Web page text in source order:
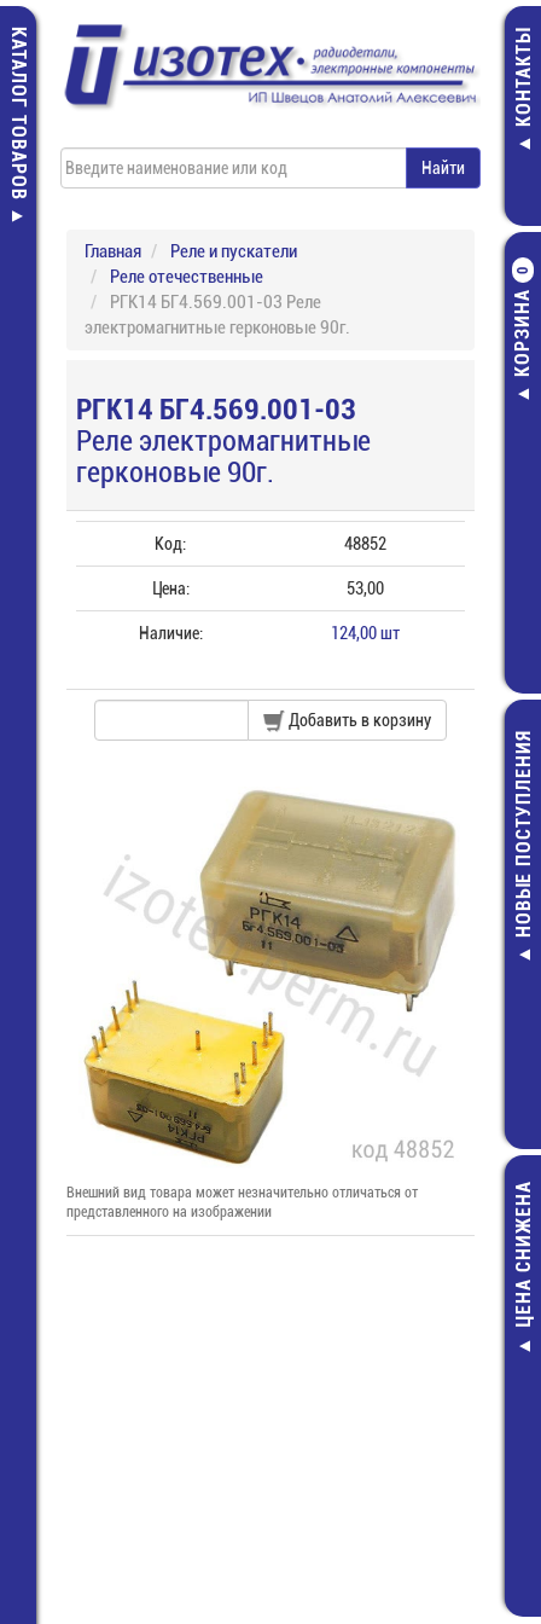
КАТАЛОГ ТОВАРОВ КОНТАКТЫ
КОРЗИНА
0
Стяжка
нейлон.
чёрный
НОВЫЕ ПОСТУПЛЕНИЯ
ЦЕНА СНИЖЕНА
Главная
Реле и пускатели
Реле отечественные
РГК14 БГ4.569.001-03 Реле
электромагнитные герконовые 90г.
РГК14 БГ4.569.001-03
Реле электромагнитные
герконовые 90г.
Код: 48852
Цена: 53,00
Наличие: 124,00 шт
Добавить в корзину
Внешний вид товара может незначительно отличаться от
представленного на изображении